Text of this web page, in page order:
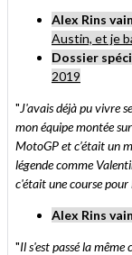
Alex Rins
Austin, et je
Dossier
2019
"J'avais déjà pu vivre
mon équipe montée
MotoGP et c’était un
légende comme
c'était une course pour
Alex Rins
"Il s'est passé la